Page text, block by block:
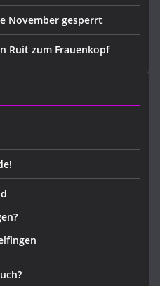
November gesperrt
Ruit zum Frauenkopf